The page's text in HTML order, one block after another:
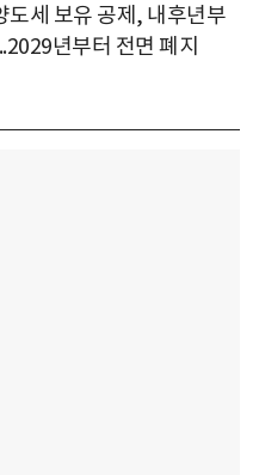
도세 보유 공제, 내후년부
년부터 전면 폐지